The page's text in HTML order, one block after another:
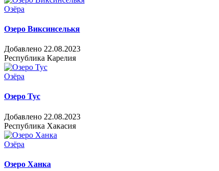
Озёра
Озеро Виксинселькя
Добавлено 22.08.2023
Республика Карелия
Озёра
Озеро Тус
Добавлено 22.08.2023
Республика Хакасия
Озёра
Озеро Ханка